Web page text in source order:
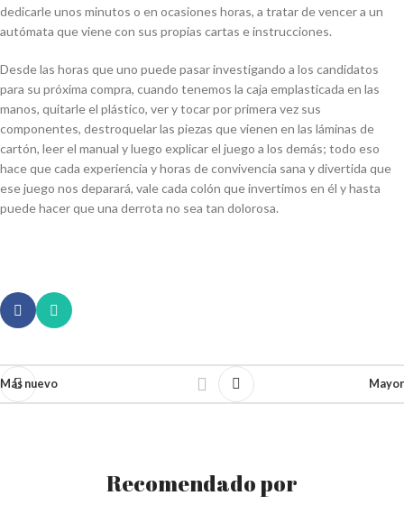
dedicarle unos minutos o en ocasiones horas, a tratar de vencer a un
autómata que viene con sus propias cartas e instrucciones.
Desde las horas que uno puede pasar investigando a los candidatos
para su próxima compra, cuando tenemos la caja emplasticada en las
manos, quitarle el plástico, ver y tocar por primera vez sus
componentes, destroquelar las piezas que vienen en las láminas de
cartón, leer el manual y luego explicar el juego a los demás; todo eso
hace que cada experiencia y horas de convivencia sana y divertida que
ese juego nos deparará, vale cada colón que invertimos en él y hasta
puede hacer que una derrota no sea tan dolorosa.
Más nuevo Mayor
Recomendado por